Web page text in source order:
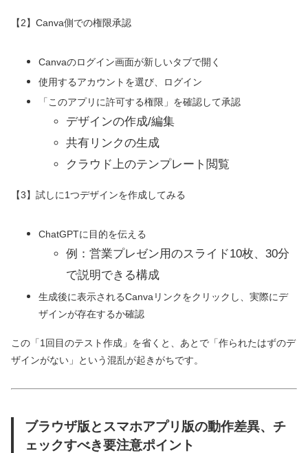
【2】Canva側での権限承認
Canvaのログイン画面が新しいタブで開く
使用するアカウントを選び、ログイン
「このアプリに許可する権限」を確認して承認
デザインの作成/編集
共有リンクの生成
クラウド上のテンプレート閲覧
【3】試しに1つデザインを作成してみる
ChatGPTに目的を伝える
例：営業プレゼン用のスライド10枚、30分
で説明できる構成
生成後に表示されるCanvaリンクをクリックし、実際にデ
ザインが存在するか確認
この「1回目のテスト作成」を省くと、あとで「作られたはずのデ
ザインがない」という混乱が起きがちです。
ブラウザ版とスマホアプリ版の動作差異、チ
ェックすべき要注意ポイント